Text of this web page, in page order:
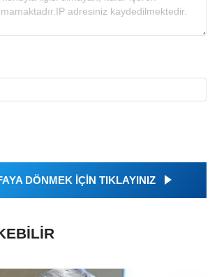
DÖNMEK İÇİN TIKLAYINIZ